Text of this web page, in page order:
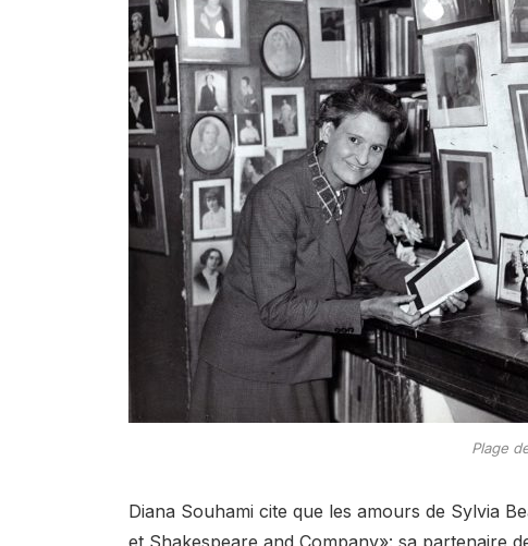
Plage
Diana Souhami cite que les amours de Sylvia
et Shakespeare and Company»: sa partenaire